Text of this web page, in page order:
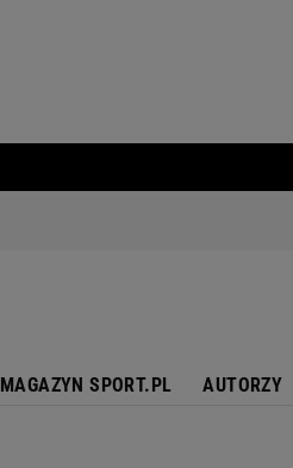
MAGAZYN SPORT.PL AUTORZY